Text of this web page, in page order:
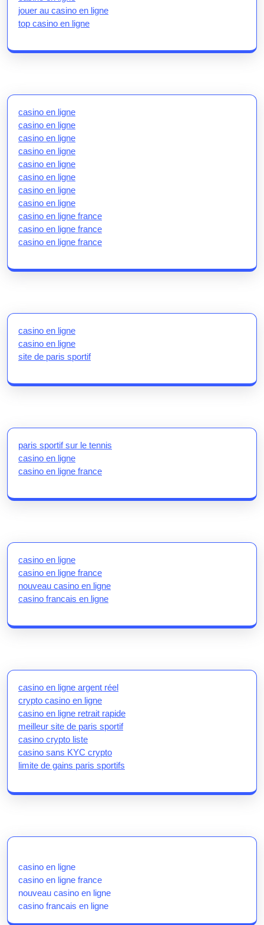
jouer au casino en ligne
top casino en ligne
casino en ligne
casino en ligne
casino en ligne
casino en ligne
casino en ligne
casino en ligne
casino en ligne
casino en ligne
casino en ligne france
casino en ligne france
casino en ligne france
casino en ligne
casino en ligne
site de paris sportif
paris sportif sur le tennis
casino en ligne
casino en ligne france
casino en ligne
casino en ligne france
nouveau casino en ligne
casino francais en ligne
casino en ligne argent réel
crypto casino en ligne
casino en ligne retrait rapide
meilleur site de paris sportif
casino crypto liste
casino sans KYC crypto
limite de gains paris sportifs
casino en ligne
casino en ligne france
nouveau casino en ligne
casino francais en ligne